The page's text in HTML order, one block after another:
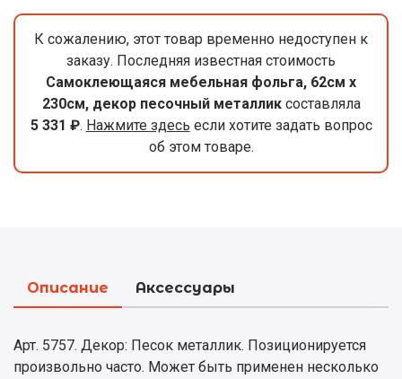
К сожалению, этот товар временно недоступен к
заказу. Последняя известная стоимость
Самоклеющаяся мебельная фольга, 62см x
230см, декор песочный металликсоставляла
5 331 ₽. Нажмите здесь если хотите задать вопрос
об этом товаре.
Описание Аксессуары
Арт. 5757. Декор: Песок металлик. Позиционируется
произвольно часто. Может быть применен несколько